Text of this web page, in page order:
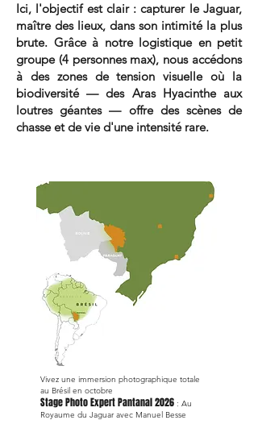
Ici, l'objectif est clair : capturer le Jaguar,
maître des lieux, dans son intimité la plus
brute. Grâce à notre logistique en petit
groupe (4 personnes max), nous accédons
à des zones de tension visuelle où la
biodiversité — des Aras Hyacinthe aux
loutres géantes — offre des scènes de
chasse et de vie d'une intensité rare.
Vivez une immersion photographique totale
au Brésil en octobre
Stage Photo Expert Pantanal 2026 : Au
Royaume du Jaguar avec Manuel Besse